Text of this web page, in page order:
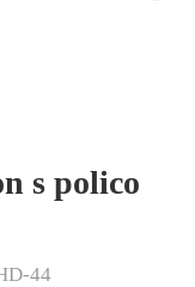
s polico
44